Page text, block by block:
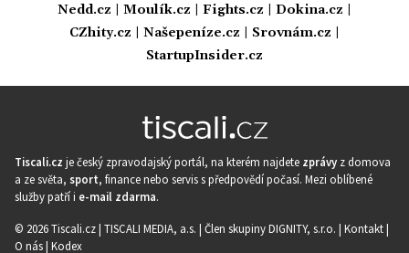
Nedd.cz
Moulík.cz Fights.cz Dokina.cz
CZhity.cz
Našepeníze.cz Srovnám.cz
StartupInsider.cz
Tiscali.cz je český zpravodajský portál, na kterém najdete zprávy z domova
a ze světa, sport, finance nebo servis s předpovědí počasí. Mezi oblíbené
služby patří i e-mail zdarma.
© 2026 Tiscali.cz | TISCALI MEDIA, a.s. | Člen skupiny DIGNITY, s.r.o. | Kontakt|
O nás| Kodex